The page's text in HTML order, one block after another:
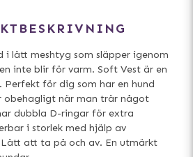
i lätt meshtyg som släpper igenom
inte blir för varm. Soft Vest är en
Perfekt för dig som har en hund
obehagligt när man trär något
dubbla D-ringar för extra
i storlek med hjälp av
att ta på och av. En utmärkt